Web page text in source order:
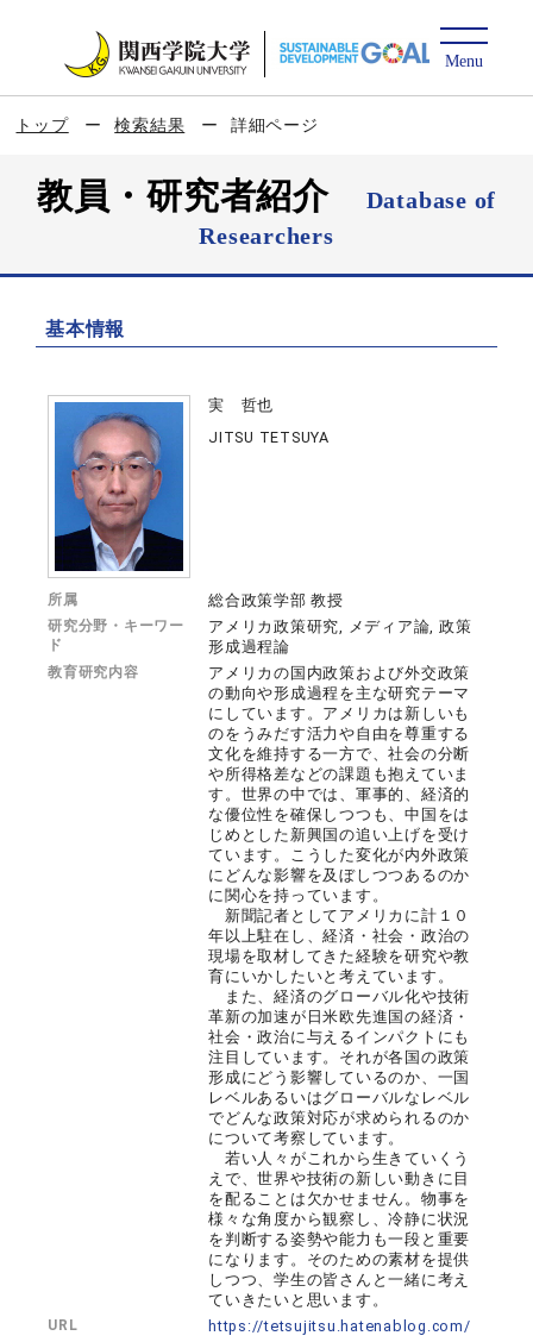
トップ 検索結果 詳細ページ
教員・研究者紹介
Database of
Researchers
基本情報
実 哲也
JITSU TETSUYA
所属 総合政策学部 教授
研究分野・キーワー
ド
アメリカ政策研究, メディア論, 政策
形成過程論
教育研究内容
アメリカの国内政策および外交政策
の動向や形成過程を主な研究テーマ
にしています。アメリカは新しいも
のをうみだす活力や自由を尊重する
文化を維持する一方で、社会の分断
や所得格差などの課題も抱えていま
す。世界の中では、軍事的、経済的
な優位性を確保しつつも、中国をは
じめとした新興国の追い上げを受け
ています。こうした変化が内外政策
にどんな影響を及ぼしつつあるのか
に関心を持っています。
新聞記者としてアメリカに計１０
年以上駐在し、経済・社会・政治の
現場を取材してきた経験を研究や教
育にいかしたいと考えています。
また、経済のグローバル化や技術
革新の加速が日米欧先進国の経済・
社会・政治に与えるインパクトにも
注目しています。それが各国の政策
形成にどう影響しているのか、一国
レベルあるいはグローバルなレベル
でどんな政策対応が求められるのか
について考察しています。
若い人々がこれから生きていくう
えで、世界や技術の新しい動きに目
を配ることは欠かせません。物事を
様々な角度から観察し、冷静に状況
を判断する姿勢や能力も一段と重要
になります。そのための素材を提供
しつつ、学生の皆さんと一緒に考え
ていきたいと思います。
URL https://tetsujitsu.hatenablog.com/